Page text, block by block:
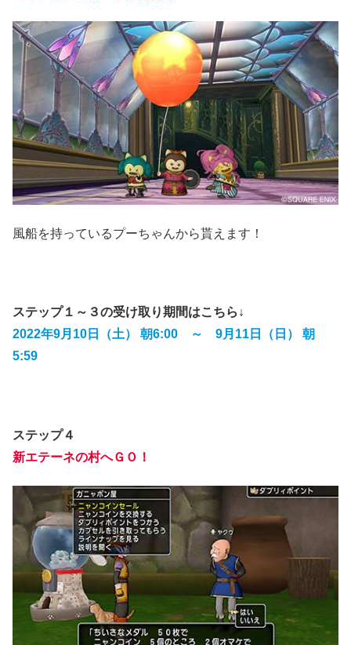
風船を持っているプーちゃんから貰えます！
ステップ１～３の受け取り期間はこちら↓
2022年9月10日（土） 朝6:00 ～ 9月11日（日） 朝
5:59
ステップ４
新エテーネの村へＧＯ！